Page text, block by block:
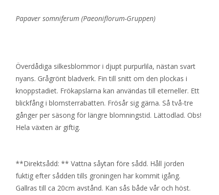
Papaver somniferum (Paeoniflorum-Gruppen)
Överdådiga silkesblommor i djupt purpurlila, nästan svart
nyans. Grågrönt bladverk. Fin till snitt om den plockas i
knoppstadiet. Frökapslarna kan användas till eterneller. Ett
blickfång i blomsterrabatten. Frösår sig gärna. Så två-tre
gånger per säsong för längre blomningstid. Lättodlad. Obs!
Hela växten är giftig.
**Direktsådd: ** Vattna såytan före sådd. Håll jorden
fuktig efter sådden tills groningen har kommit igång.
Gallras till ca 20cm avstånd. Kan sås både vår och höst.